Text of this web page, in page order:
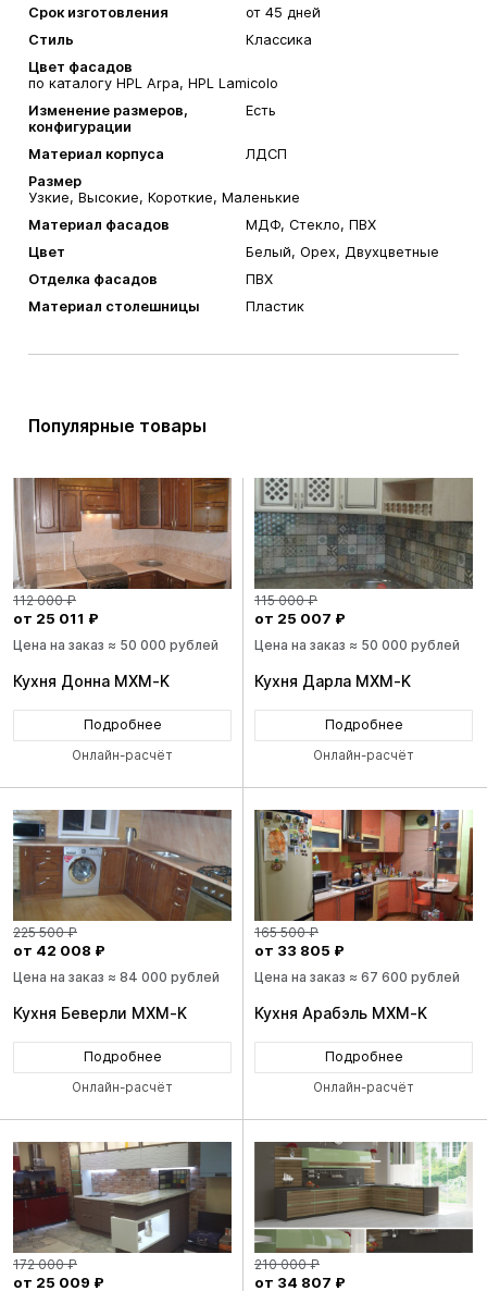
Срок изготовления
от 45 дней
Стиль
Классика
Цвет фасадов
по каталогу HPL Arpa, HPL Lamicolo
Изменение размеров,
конфигурации
Есть
Материал корпуса
ЛДСП
Размер
Узкие, Высокие, Короткие, Маленькие
Материал фасадов
МДФ, Стекло, ПВХ
Цвет
Белый, Орех, Двухцветные
Отделка фасадов
ПВХ
Материал столешницы
Пластик
Популярные товары
112 000 ₽
от 25 011 ₽
Цена на заказ ≈ 50 000 рублей
Кухня Донна MXM-K
Подробнее
Онлайн-расчёт
115 000 ₽
от 25 007 ₽
Цена на заказ ≈ 50 000 рублей
Кухня Дарла MXM-K
Подробнее
Онлайн-расчёт
225 500 ₽
от 42 008 ₽
Цена на заказ ≈ 84 000 рублей
Кухня Беверли MXM-K
Подробнее
Онлайн-расчёт
165 500 ₽
от 33 805 ₽
Цена на заказ ≈ 67 600 рублей
Кухня Арабэль MXM-K
Подробнее
Онлайн-расчёт
172 000 ₽
от 25 009 ₽
210 000 ₽
от 34 807 ₽